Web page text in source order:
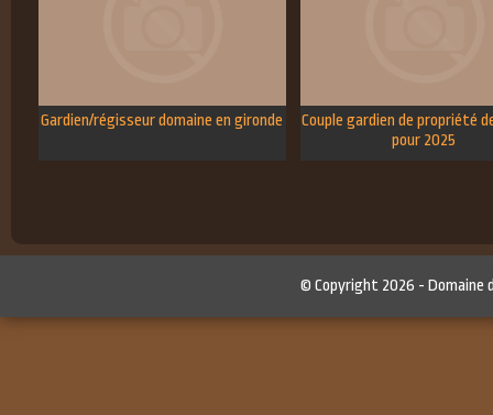
Gardien/régisseur domaine en gironde
Couple gardien de propriété
pour 2025
© Copyright 2026 -Domaine